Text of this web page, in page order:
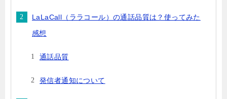
LaLaCall（ララコール）の通話品質は？使ってみた
感想
通話品質
発信者通知について